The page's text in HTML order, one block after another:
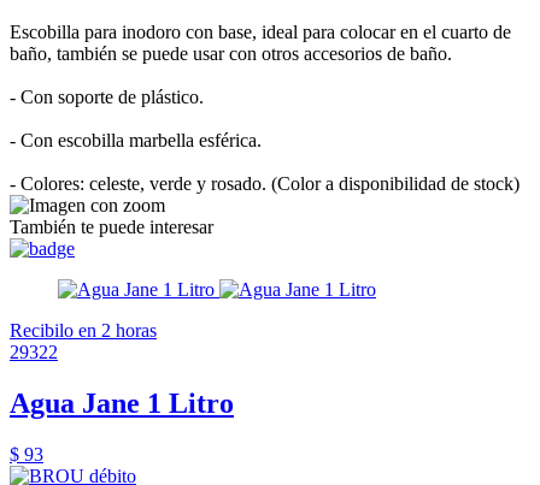
Escobilla para inodoro con base, ideal para colocar en el cuarto de
baño, también se puede usar con otros accesorios de baño.
- Con soporte de plástico.
- Con escobilla marbella esférica.
- Colores: celeste, verde y rosado. (Color a disponibilidad de stock)
También te puede interesar
Recibilo en 2 horas
29322
Agua Jane 1 Litro
$ 93